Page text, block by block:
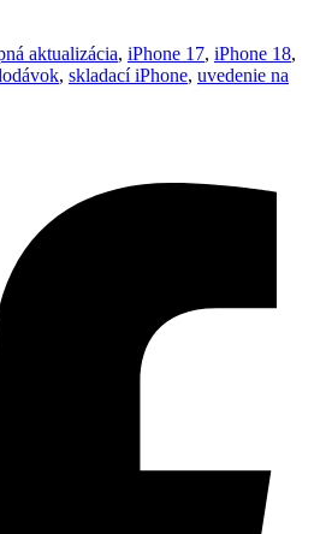
aktualizácia, iPhone 17, iPhone 18,
, skladací iPhone, uvedenie na